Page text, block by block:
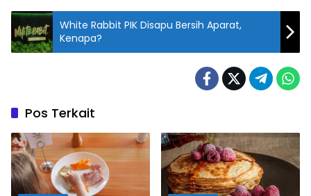
White Rabbit PIK Disapu Bersih Aparat,
Kenapa?
Pos Terkait